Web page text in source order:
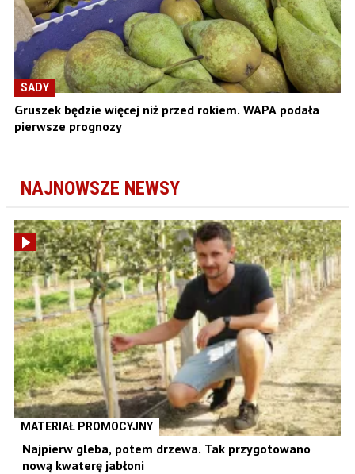
SADY
Gruszek będzie więcej niż przed rokiem. WAPA podała
pierwsze prognozy
NAJNOWSZE NEWSY
MATERIAŁ PROMOCYJNY
Najpierw gleba, potem drzewa. Tak przygotowano
nową kwaterę jabłoni